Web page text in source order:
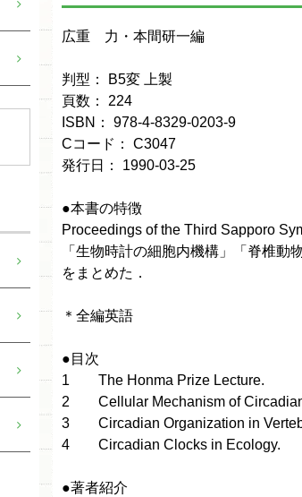
広重 力・本間研一編
判型： B5変 上製
頁数： 224
ISBN： 978-4-8329-0203-9
Cコード： C3047
発行日： 1990-03-25
●本書の特徴
Proceedings of the Third Sapporo
「生物時計の細胞内機構」「脊椎
をまとめた．
＊全編英語
●目次
1 The Honma Prize Lecture.
2 Cellular Mechanism of
3 Circadian Organization in
4 Circadian Clocks in Ecology.
●著者紹介